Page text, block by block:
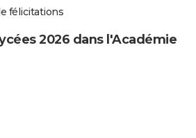
félicitations
2026 dans l'Académie